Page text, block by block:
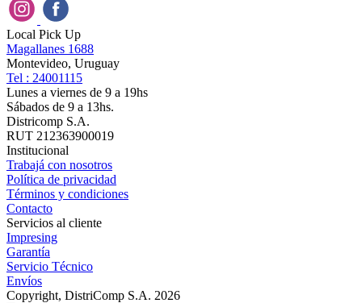
Local Pick Up
Magallanes 1688
Montevideo, Uruguay
Tel : 24001115
Lunes a viernes de 9 a 19hs
Sábados de 9 a 13hs.
Districomp S.A.
RUT 212363900019
Institucional
Trabajá con nosotros
Política de privacidad
Términos y condiciones
Contacto
Servicios al cliente
Impresing
Garantía
Servicio Técnico
Envíos
Copyright, DistriComp S.A. 2026